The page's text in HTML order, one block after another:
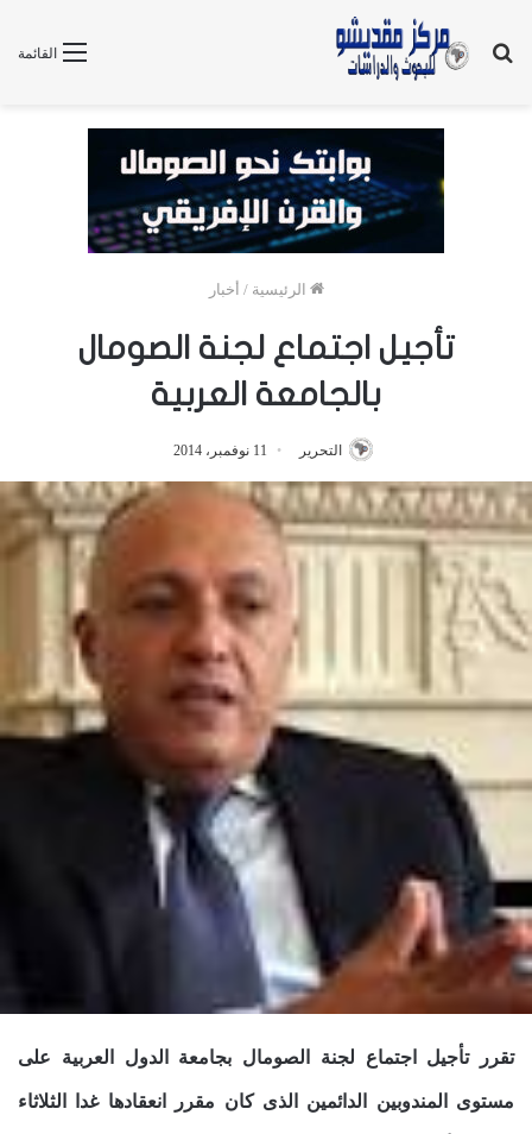
القائمة
بحث
الرئيسية / أخبار
تأجيل اجتماع لجنة الصومال
بالجامعة العربية
التحرير 11 نوفمبر، 2014
تقرر تأجيل اجتماع لجنة الصومال بجامعة الدول العربية على
مستوى المندوبين الدائمين الذى كان مقرر انعقادها غدا الثلاثاء